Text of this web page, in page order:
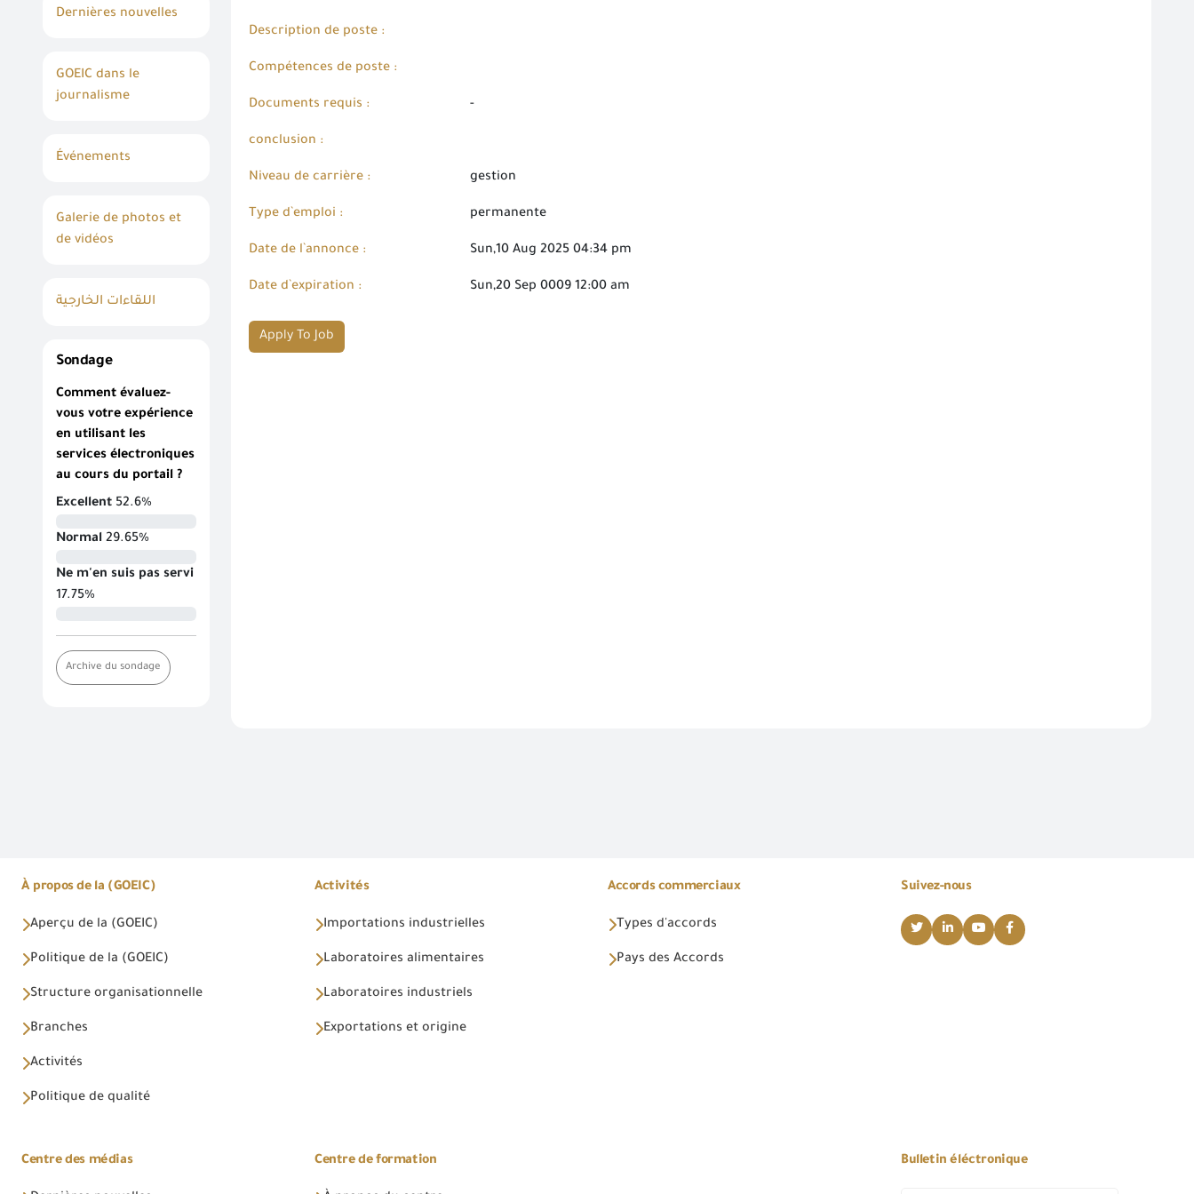
Dernières nouvelles
GOEIC dans le
journalisme
Événements
Galerie de photos et
de vidéos
اللقاءات الخارجية
Sondage
Comment évaluez-
vous votre expérience
en utilisant les
services électroniques
au cours du portail ?
Excellent 52.6%
Normal 29.65%
Ne m'en suis pas servi
17.75%
Archive du sondage
Description de poste :
Compétences de poste :
Documents requis : -
conclusion :
Niveau de carrière : gestion
Type d`emploi : permanente
Date de l`annonce : Sun,10 Aug 2025 04:34 pm
Date d`expiration : Sun,20 Sep 0009 12:00 am
Apply To Job
À propos de la (GOEIC)
Aperçu de la (GOEIC)
Politique de la (GOEIC)
Structure organisationnelle
Branches
Activités
Politique de qualité
Activités
Importations industrielles
Laboratoires alimentaires
Laboratoires industriels
Exportations et origine
Accords commerciaux
Types d'accords
Pays des Accords
Suivez-nous
Centre des médias Centre de formation Bulletin éléctronique